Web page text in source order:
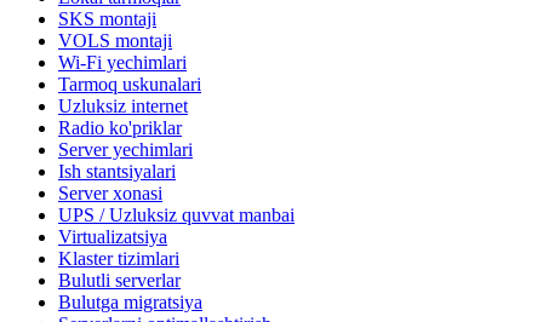
SKS montaji
VOLS montaji
Wi-Fi yechimlari
Tarmoq uskunalari
Uzluksiz internet
Radio ko'priklar
Server yechimlari
Ish stantsiyalari
Server xonasi
UPS / Uzluksiz quvvat manbai
Virtualizatsiya
Klaster tizimlari
Bulutli serverlar
Bulutga migratsiya